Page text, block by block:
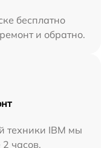
бесплатно
и обратно.
техники IBM мы
часов.